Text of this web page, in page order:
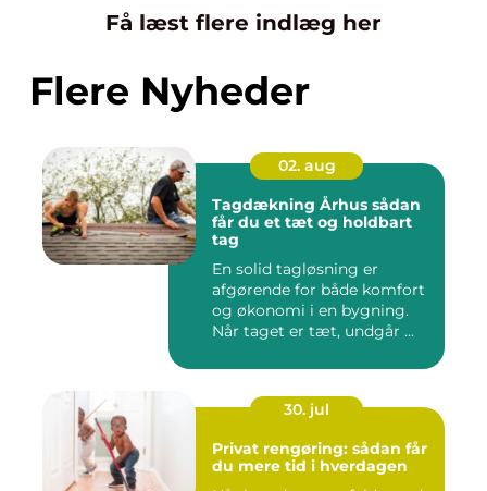
Få læst flere indlæg her
Flere Nyheder
02. aug
Tagdækning Århus sådan
får du et tæt og holdbart
tag
En solid tagløsning er
afgørende for både komfort
og økonomi i en bygning.
Når taget er tæt, undgår ...
30. jul
Privat rengøring: sådan får
du mere tid i hverdagen